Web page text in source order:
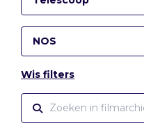
NOS
Wis filters